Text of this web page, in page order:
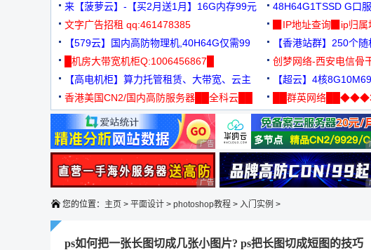
来【菠萝云】-【买2月送1月】16G内存99元
48H64G1TSSD G口
3000+可免费测试
文字广告招租 qq:461478385
▉IP地址查询▉ip归
【579云】国内高防物理机,40H64G仅需99
元
【香港站群】250个
█机房大带宽机柜Q:1006456867█
创梦网络-西安电信骨
88元/月
【高电机柜】算力托管租赁、大带宽、云主
机
【超云】4核
香港美国CN2/国内高防服务器██全科云██
██群英网络
◆◆◆
广告 商业广告，理性选择
广告 商业广告，理性选择
您的位置： 主页 > 平面设计 > photoshop教程 > 入门实例 >
ps如何把一张长图切成几张小图片? ps把长图切成短图的技巧